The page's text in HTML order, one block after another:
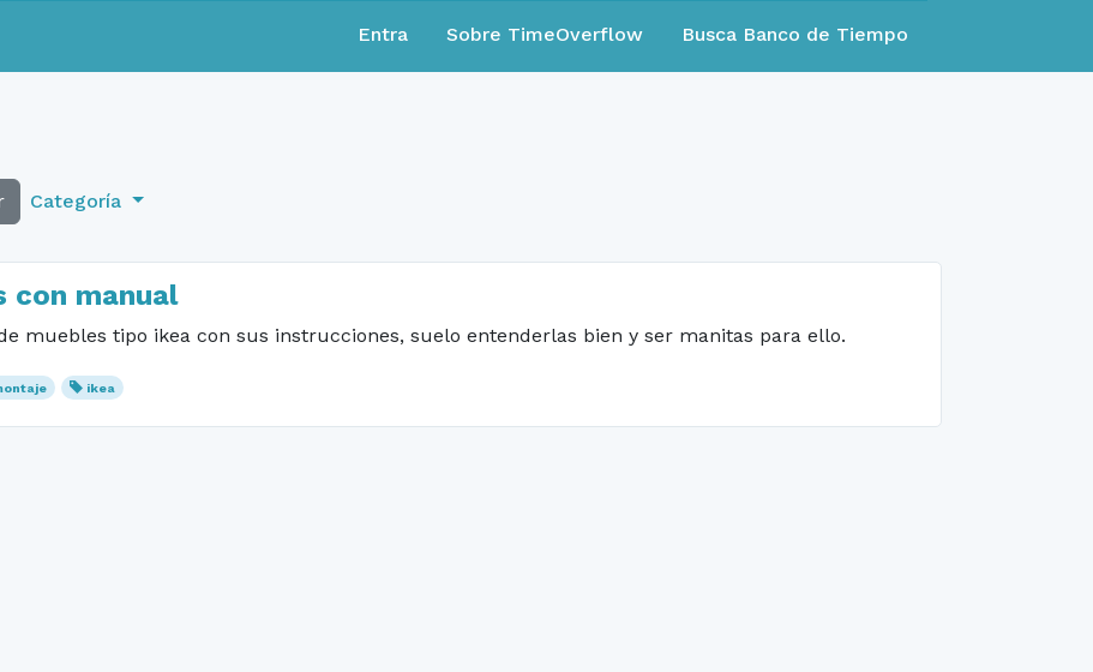
Entra Sobre TimeOverflow Busca Banco de Tiempo
Categoría
con manual
muebles tipo ikea con sus instrucciones, suelo entenderlas bien y ser manitas para ello.
ikea